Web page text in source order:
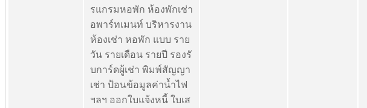
รแกรมหอพัก ห้องพักเช่า
อพาร์ทเมนท์ บริหารงาน
ห้องเช่า หอพัก แบบ ราย
วัน รายเดือน รายปี รองรั
บการ์ดผู้เช่า พิมพ์สัญญา
เช่า ป้อนข้อมูลค่าน้ำไฟ
ฯลฯ ออกใบแจ้งหนี้ ใบเส